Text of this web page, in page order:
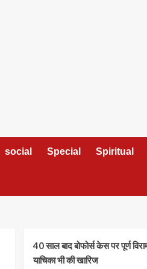
social Special Spiritual
40 साल बाद बोफोर्स केस पर पूर्ण
याचिका भी की खारिज